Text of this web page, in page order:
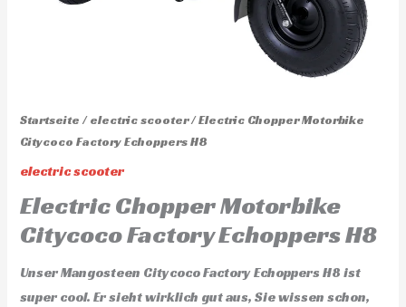
Startseite /electric scooter/ Electric Chopper Motorbike
Citycoco Factory Echoppers H8
electric scooter
Electric Chopper Motorbike
Citycoco Factory Echoppers H8
Unser Mangosteen Citycoco Factory Echoppers H8 ist
super cool. Er sieht wirklich gut aus, Sie wissen schon,